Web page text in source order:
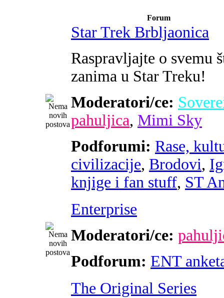
Forum
Star Trek Brbljaonica
Raspravljajte o svemu
zanima u Star Treku!
Moderatori/ce:
pahuljica, Mimi Sky
Podforumi: Rase,
civilizacije, Brodovi,
knjige i fan stuff, ST
Enterprise
Moderatori/ce:
Podforum: ENT
The Original Series